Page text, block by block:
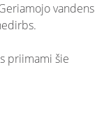
vandens
priimami šie